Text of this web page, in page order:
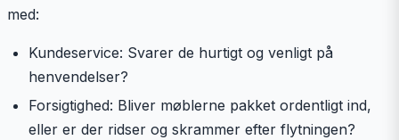
med:
Kundeservice: Svarer de hurtigt og venligt på
henvendelser?
Forsigtighed: Bliver møblerne pakket ordentligt ind,
eller er der ridser og skrammer efter flytningen?